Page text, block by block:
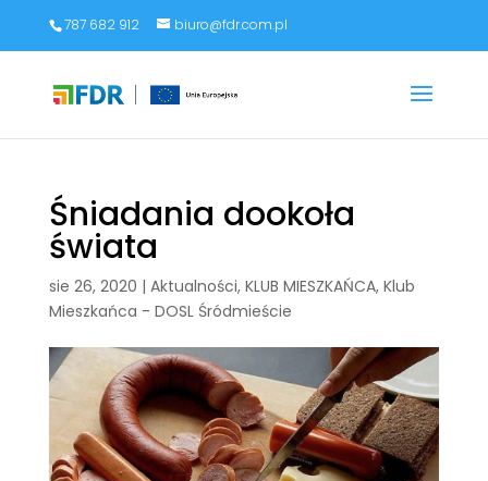
787 682 912 biuro@fdr.com.pl
Śniadania dookoła
świata
sie 26, 2020 | Aktualności, KLUB MIESZKAŃCA, Klub
Mieszkańca - DOSL Śródmieście